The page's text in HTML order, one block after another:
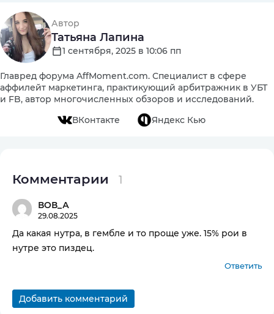
Автор
Татьяна Лапина
1 сентября, 2025 в 10:06 пп
Главред форума AffMoment.com. Специалист в сфере
аффилейт маркетинга, практикующий арбитражник в УБТ
и FB, автор многочисленных обзоров и исследований.
ВКонтакте
Яндекс Кью
Комментарии 1
ВОВ_А
29.08.2025
Да какая нутра, в гембле и то проще уже. 15% рои в
нутре это пиздец.
Ответить
Добавить комментарий